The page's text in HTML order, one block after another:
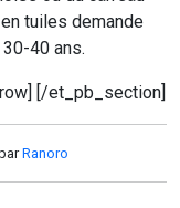
tuiles demande
40 ans.
[/et_pb_section]
Ranoro